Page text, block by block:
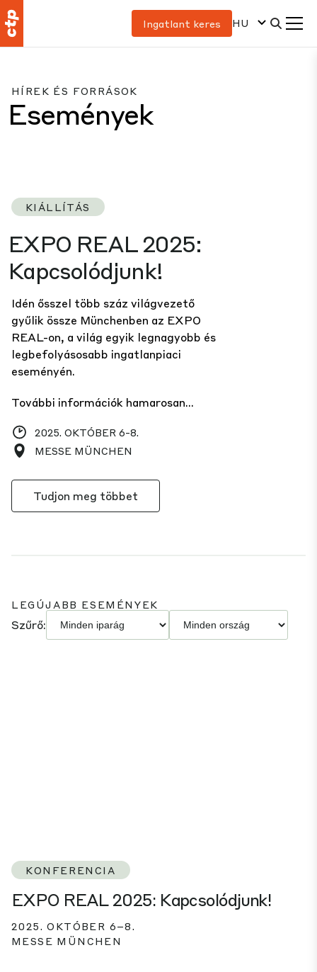
Ingatlant keres HU
HÍREK ÉS FORRÁSOK
Események
KIÁLLÍTÁS
EXPO REAL 2025:
Kapcsolódjunk!
Idén ősszel több száz világvezető
gyűlik össze Münchenben az EXPO
REAL-on, a világ egyik legnagyobb és
legbefolyásosabb ingatlanpiaci
eseményén.
További információk hamarosan…
2025. OKTÓBER 6-8.
MESSE MÜNCHEN
Tudjon meg többet
LEGÚJABB ESEMÉNYEK
Szűrő:
KONFERENCIA
EXPO REAL 2025: Kapcsolódjunk!
2025. OKTÓBER 6–8.
MESSE MÜNCHEN